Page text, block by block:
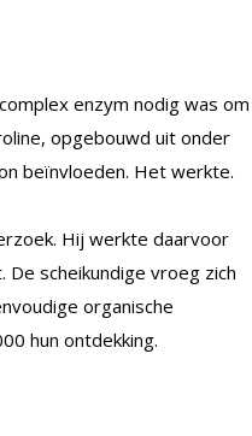
enzym nodig was om
opgebouwd uit onder
beïnvloeden. Het werkte.
Hij werkte daarvoor
scheikundige vroeg zich
organische
hun ontdekking.